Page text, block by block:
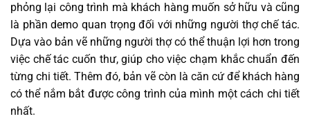
phỏng lại công trình mà khách hàng muốn sở hữu và cũng
là phần demo quan trọng đối với những người thợ chế tác.
Dựa vào bản vẽ những người thợ có thể thuận lợi hơn trong
việc chế tác cuốn thư, giúp cho việc chạm khắc chuẩn đến
từng chi tiết. Thêm đó, bản vẽ còn là căn cứ để khách hàng
có thể nắm bắt được công trình của mình một cách chi tiết
nhất.